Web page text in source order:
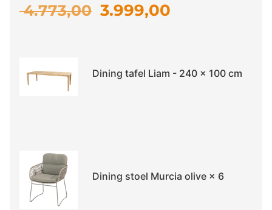
4.773,00 3.999,00
Dining tafel Liam - 240 x 100 cm
Dining stoel Murcia olive × 6